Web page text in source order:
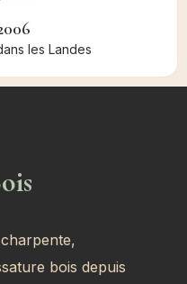
les Landes
bois depuis